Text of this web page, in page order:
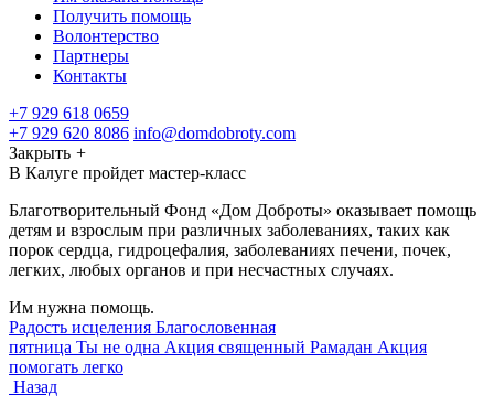
Получить помощь
Волонтерство
Партнеры
Контакты
+7 929 618 0659
+7 929 620 8086 info@domdobroty.com
Закрыть +
В Калуге пройдет мастер-класс
Благотворительный Фонд «Дом Доброты» оказывает помощь
детям и взрослым при различных заболеваниях, таких как
порок сердца, гидроцефалия, заболеваниях печени, почек,
легких, любых органов и при несчастных случаях.
Им нужна помощь.
Радость исцеления Благословенная
пятница Ты не одна Акция священный Рамадан Акция
помогать легко
Назад